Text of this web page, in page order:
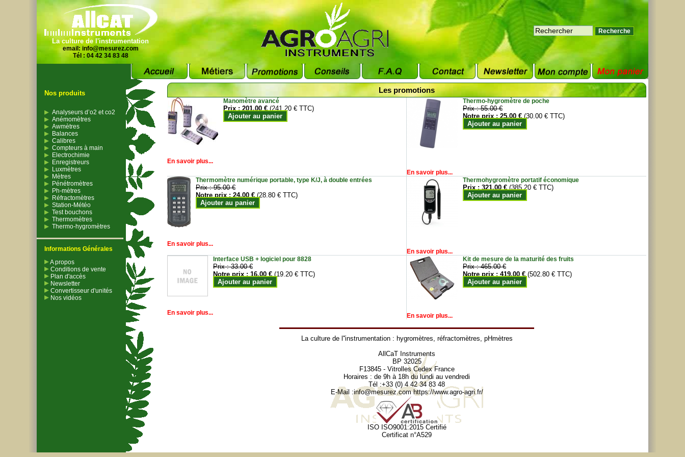
La culture de l'instrumentation
email: info@mesurez.com
Tél : 04 42 34 83 48
Nos produits
Analyseurs d’o2 et co2
Anémomètres
Awmètres
Balances
Calibres
Compteurs à main
Electrochimie
Enregistreurs
Luxmètres
Mètres
Pénétromètres
Ph-mètres
Réfractomètres
Station-Météo
Test bouchons
Thermomètres
Thermo-hygromètres
Informations Générales
A propos
Conditions de vente
Plan d'accès
Newsletter
Convertisseur d'unités
Nos vidéos
Les promotions
Manomètre avancé
Prix :201.00 € (241.20 € TTC)
Ajouter au panier
En savoir plus...
Thermo-hygromètre de poche
Prix :55.00 €
Notre prix :25.00 € (30.00 € TTC)
Ajouter au panier
En savoir plus...
Thermomètre numérique portable, type K/J, à double entrées
Prix :95.00 €
Notre prix :24.00 € (28.80 € TTC)
Ajouter au panier
En savoir plus...
Thermohygromètre portatif économique
Prix :321.00 € (385.20 € TTC)
Ajouter au panier
En savoir plus...
Interface USB + logiciel pour 8828
Prix :33.00 €
Notre prix :16.00 € (19.20 € TTC)
Ajouter au panier
En savoir plus...
Kit de mesure de la maturité des fruits
Prix :465.00 €
Notre prix :419.00 € (502.80 € TTC)
Ajouter au panier
En savoir plus...
La culture de l''instrumentation : hygromètres, réfractomètres, pHmètres
AllCaT Instruments
BP 32025
F13845 - Vitrolles Cedex France
Horaires : de 9h à 18h du lundi au vendredi
Tél :+33 (0) 4 42 34 83 48
E-Mail :info@mesurez.com https://www.agro-agri.fr/
ISO ISO9001:2015 Certifié
Certificat n°A529